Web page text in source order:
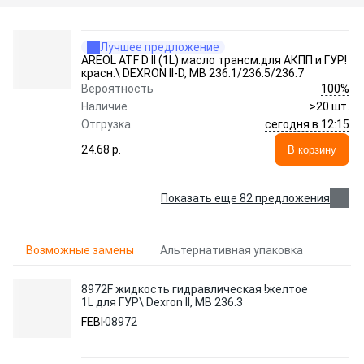
Лучшее предложение
AREOL ATF D II (1L) масло трансм.для АКПП и ГУР!
красн.\ DEXRON II-D, MB 236.1/236.5/236.7
Вероятность
100%
Наличие
>20 шт.
Отгрузка
сегодня в 12:15
24.68 p.
В корзину
Показать еще 82 предложения
Возможные замены Альтернативная упаковка
8972F жидкость гидравлическая !желтое
1L для ГУР\ Dexron II, MB 236.3
FEBI 08972